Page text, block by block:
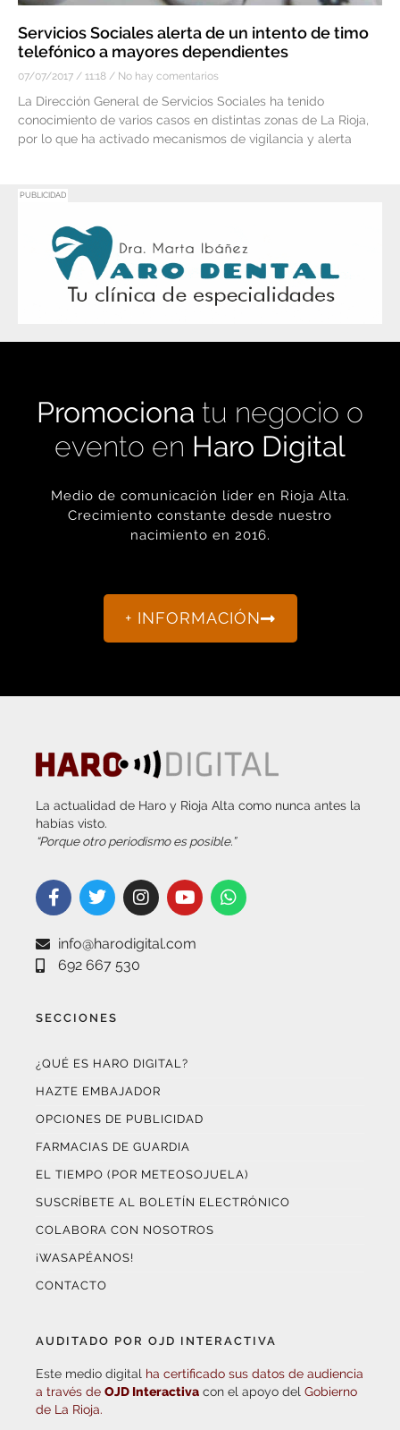
Servicios Sociales alerta de un intento de timo
telefónico a mayores dependientes
07/07/2017 11:18 No hay comentarios
La Dirección General de Servicios Sociales ha tenido
conocimiento de varios casos en distintas zonas de La Rioja,
por lo que ha activado mecanismos de vigilancia y alerta
PUBLICIDAD
Promociona tu negocio o
evento en Haro Digital
Medio de comunicación líder en Rioja Alta.
Crecimiento constante desde nuestro
nacimiento en 2016.
+ INFORMACIÓN
La actualidad de Haro y Rioja Alta como nunca antes la
habías visto.
“Porque otro periodismo es posible.”
info@harodigital.com
692 667 530
SECCIONES
¿QUÉ ES HARO DIGITAL?
HAZTE EMBAJADOR
OPCIONES DE PUBLICIDAD
FARMACIAS DE GUARDIA
EL TIEMPO (POR METEOSOJUELA)
SUSCRÍBETE AL BOLETÍN ELECTRÓNICO
COLABORA CON NOSOTROS
¡WASAPÉANOS!
CONTACTO
AUDITADO POR OJD INTERACTIVA
Este medio digital ha certificado sus datos de audiencia
a través de OJD Interactiva con el apoyo del Gobierno
de La Rioja.